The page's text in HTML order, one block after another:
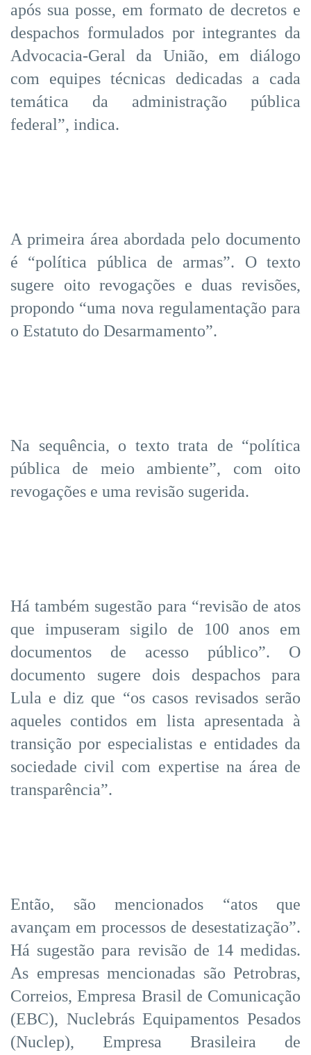
após sua posse, em formato de decretos e
despachos formulados por integrantes da
Advocacia-Geral da União, em diálogo
com equipes técnicas dedicadas a cada
temática da administração pública
federal”, indica.
A primeira área abordada pelo documento
é “política pública de armas”. O texto
sugere oito revogações e duas revisões,
propondo “uma nova regulamentação para
o Estatuto do Desarmamento”.
Na sequência, o texto trata de “política
pública de meio ambiente”, com oito
revogações e uma revisão sugerida.
Há também sugestão para “revisão de atos
que impuseram sigilo de 100 anos em
documentos de acesso público”. O
documento sugere dois despachos para
Lula e diz que “os casos revisados serão
aqueles contidos em lista apresentada à
transição por especialistas e entidades da
sociedade civil com expertise na área de
transparência”.
Então, são mencionados “atos que
avançam em processos de desestatização”.
Há sugestão para revisão de 14 medidas.
As empresas mencionadas são Petrobras,
Correios, Empresa Brasil de Comunicação
(EBC), Nuclebrás Equipamentos Pesados
(Nuclep), Empresa Brasileira de